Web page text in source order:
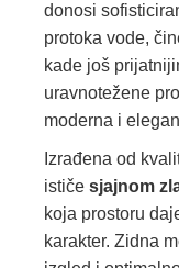
donosi
protoka vode,
kade još
uravnotežene
moderna i
Izrađena od
ističe sjajnom
koja prostoru
karakter. Zidna